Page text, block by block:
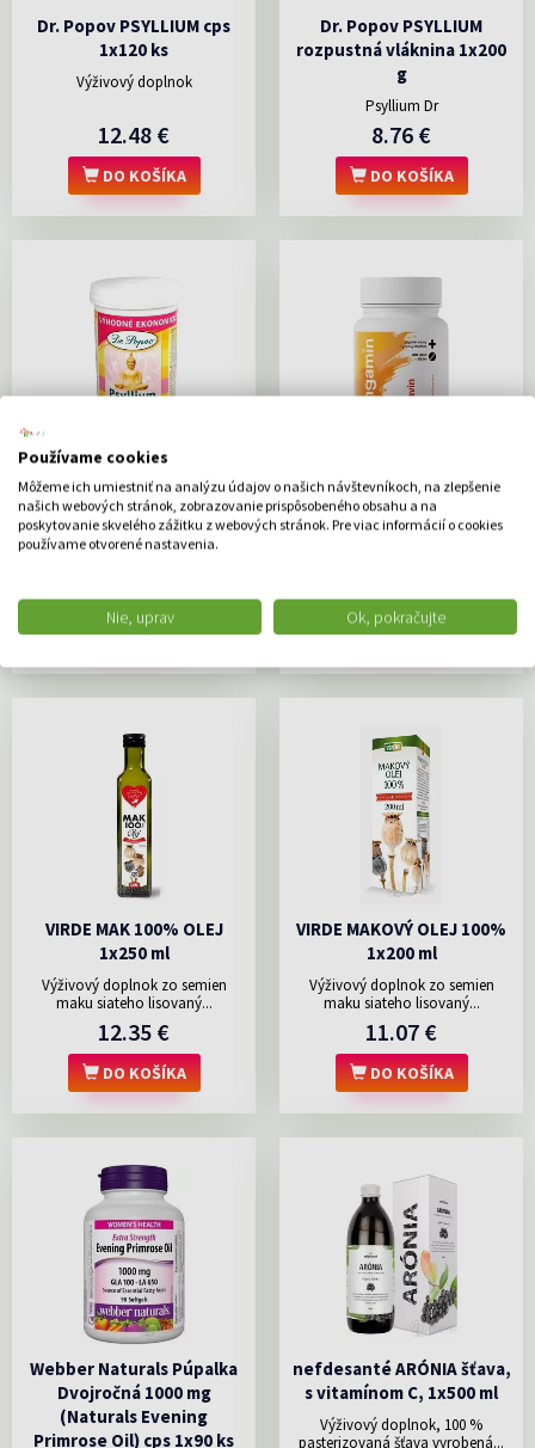
Používame cookies
Môžeme ich umiestniť na analýzu údajov o našich návštevníkoch, na zlepšenie
našich webových stránok, zobrazovanie prispôsobeného obsahu a na
poskytovanie skvelého zážitku z webových stránok. Pre viac informácií o cookies
používame otvorené nastavenia.
Nie, uprav Ok, pokračujte
Dr. Popov PSYLLIUM cps
1x120 ks
Výživový doplnok
12.48 €
DO KOŠÍKA
Dr. Popov PSYLLIUM
rozpustná vláknina 1x200
g
Psyllium Dr
8.76 €
DO KOŠÍKA
Dr. Popov PSYLLIUM
rozpustná vláknina (dóza)
1x240 g
Psyllium Dr
10.33 €
DO KOŠÍKA
(dóza) 1x200 ks
Výživovoý doplnok obsahujúci
6.81 €
DO KOŠÍKA
VIRDE MAK 100% OLEJ
1x250 ml
Výživový doplnok zo semien
maku siateho lisovaný...
12.35 €
DO KOŠÍKA
VIRDE MAKOVÝ OLEJ 100%
1x200 ml
Výživový doplnok zo semien
maku siateho lisovaný...
11.07 €
DO KOŠÍKA
Webber Naturals Púpalka
Dvojročná 1000 mg
(Naturals Evening
Primrose Oil) cps 1x90 ks
nefdesanté ARÓNIA šťava,
s vitamínom C, 1x500 ml
Výživový doplnok, 100 %
pasterizovaná šťava vyrobená...